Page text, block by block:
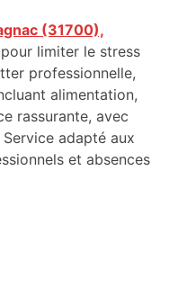
(31700),
limiter le stress
professionnelle,
alimentation,
rassurante, avec
adapté aux
et absences